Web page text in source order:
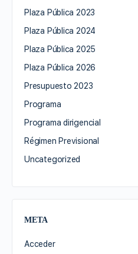
Plaza Pública 2023
Plaza Pública 2024
Plaza Pública 2025
Plaza Pública 2026
Presupuesto 2023
Programa
Programa dirigencial
Régimen Previsional
Uncategorized
META
Acceder